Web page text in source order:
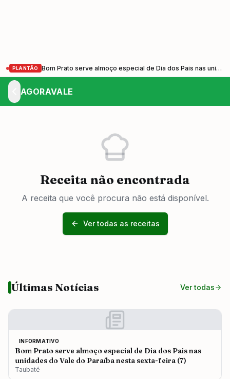
PLANTÃO Bom Prato serve almoço especial de Dia dos Pais nas unidades do Vale do Paraíba nesta sexta-feira (7)
AGORAVALE
Receita não encontrada
A receita que você procura não está disponível.
Ver todas as receitas
Últimas Notícias Ver todas
INFORMATIVO
Bom Prato serve almoço especial de Dia dos Pais nas
unidades do Vale do Paraíba nesta sexta-feira (7)
Taubaté